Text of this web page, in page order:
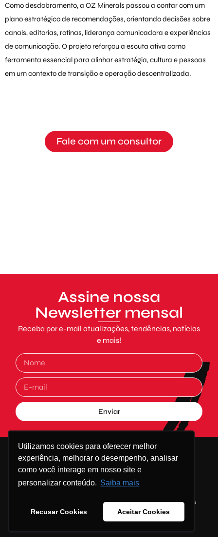
Utilizamos cookies para oferecer melhor
experiência, melhorar o desempenho, analisar
como você interage em nosso site e
personalizar conteúdo. Saiba mais
Recusar Cookies Aceitar Cookies
Como desdobramento, a OZ Minerals passou a contar com um
plano estratégico de recomendações, orientando decisões sobre
canais, editorias, rotinas, liderança comunicadora e experiências
de comunicação. O projeto reforçou a escuta ativa como
ferramenta essencial para alinhar estratégia, cultura e pessoas
em um contexto de transição e operação descentralizada.
Fale com um consultor
Assine nossa
Newsletter mensal
Receba por e-mail atualizações, tendências, notícias
e mais!
Enviar
Alternative:
Conteúdos Trabalhe conosco Contato
© Go&Grow! – Todos os direitos reservados